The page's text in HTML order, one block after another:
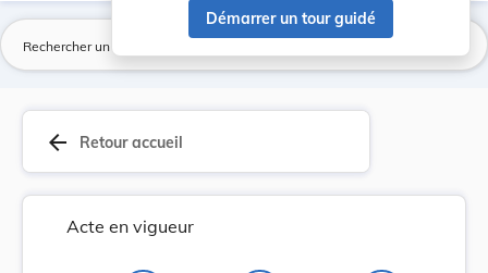
Démarrer un tour guidé
arrow_back Retour accueil
Acte en vigueur